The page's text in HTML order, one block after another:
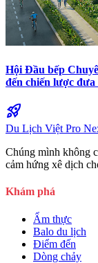
Hội Đầu bếp
đến chiến lược
rocket_launch
Du Lịch Việt Pro
Chúng mình không
cảm hứng xê dịch
Khám phá
Ẩm thực
Balo du lịch
Điểm đến
Dòng chảy